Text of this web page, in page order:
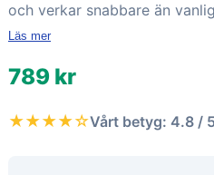
och verkar snabbare än
Läs mer
789 kr
★★★★☆Vårt betyg: 4.8 /